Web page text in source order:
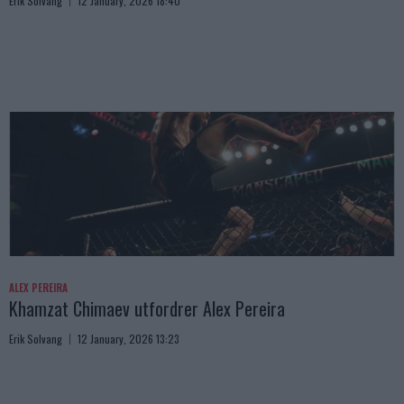
ALEX PEREIRA
Khamzat Chimaev utfordrer Alex Pereira
Erik Solvang 12 January, 2026 13:23